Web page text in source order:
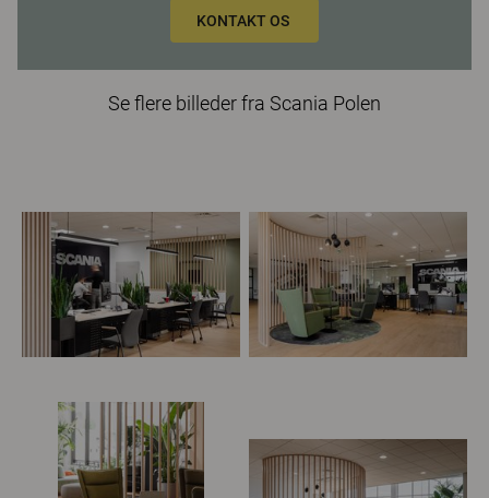
KONTAKT OS
Se flere billeder fra Scania Polen